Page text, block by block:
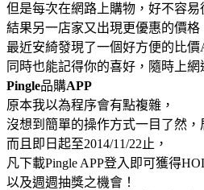
但是每次在網路上購物，好不容
結果另一店家又出現更優惠的價格
最近安綺發現了一個好方便的比價
同時也能記得你的喜好，隨時上網
Pingle品購APP
原本我以為程序會有點複雜，
沒想到 簡單的操作方式一目了然，
而且即日起至2014/11/22止，
凡下載Pingle APP登入即可獲得
以及週週抽獎之機會！